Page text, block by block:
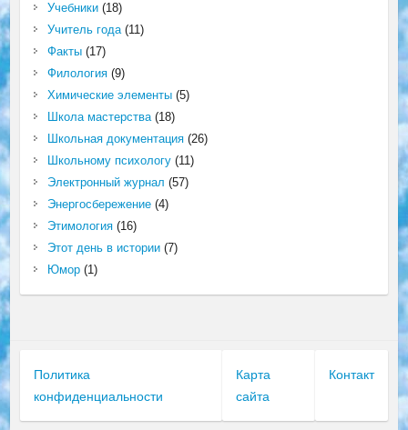
Учебники(18)
Учитель года(11)
Факты(17)
Филология(9)
Химические элементы(5)
Школа мастерства(18)
Школьная документация(26)
Школьному психологу(11)
Электронный журнал (57)
Энергосбережение(4)
Этимология(16)
Этот день в истории(7)
Юмор(1)
Политика
конфиденциальности
Карта
сайта
Контакт